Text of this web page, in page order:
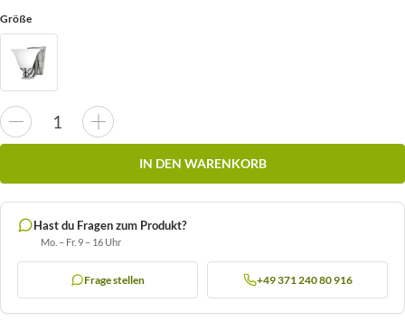
Größe
IN DEN WARENKORB
Hast du Fragen zum Produkt?
Mo. – Fr. 9 – 16 Uhr
Frage stellen +49 371 240 80 916